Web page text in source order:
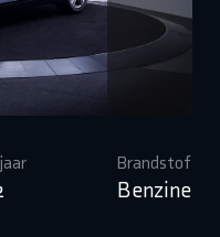
Brandstof
Benzine